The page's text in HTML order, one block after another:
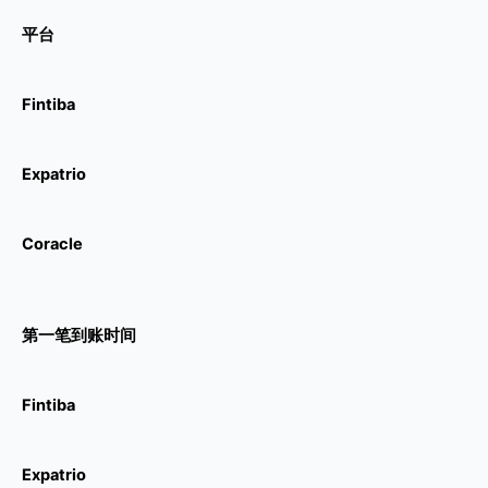
平台
Fintiba
Expatrio
Coracle
第一笔到账时间
Fintiba
Expatrio